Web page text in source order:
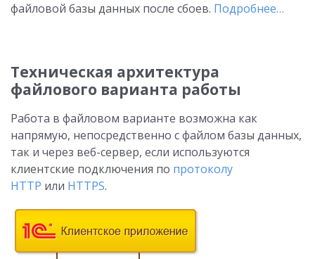
файловой базы данных после сбоев. Подробнее…
Техническая архитектура
файлового варианта работы
Работа в файловом варианте возможна как
напрямую, непосредственно с файлом базы данных,
так и через веб-сервер, если используются
клиентские подключения по протоколу
HTTP или HTTPS.